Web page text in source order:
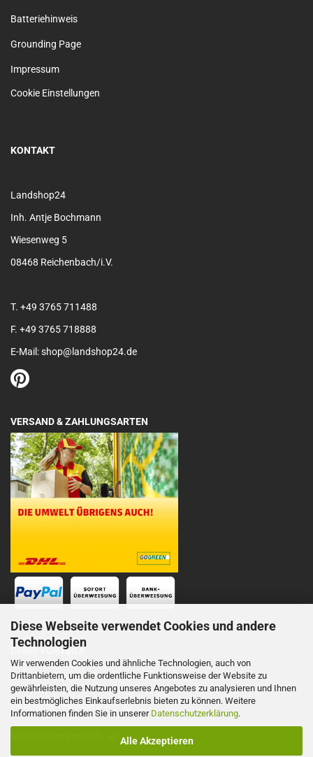
Diese Webseite verwendet Cookies und andere
Technologien
Wir verwenden Cookies und ähnliche Technologien, auch von
Drittanbietern, um die ordentliche Funktionsweise der Website zu
gewährleisten, die Nutzung unseres Angebotes zu analysieren und Ihnen
ein bestmögliches Einkaufserlebnis bieten zu können. Weitere
Informationen finden Sie in unserer Datenschutzerklärung.
Alle Akzeptieren
Batteriehinweis
Grounding Page
Impressum
Cookie Einstellungen
KONTAKT
Landshop24
Inh. Antje Bochmann
Wiesenweg 5
08468 Reichenbach/i.V.
T. +49 3765 711488
F. +49 3765 718888
E-Mail: shop@landshop24.de
VERSAND & ZAHLUNGSARTEN
DEINE VORTEILE
Schnelle Lieferung
Persönliche Telefonberatung